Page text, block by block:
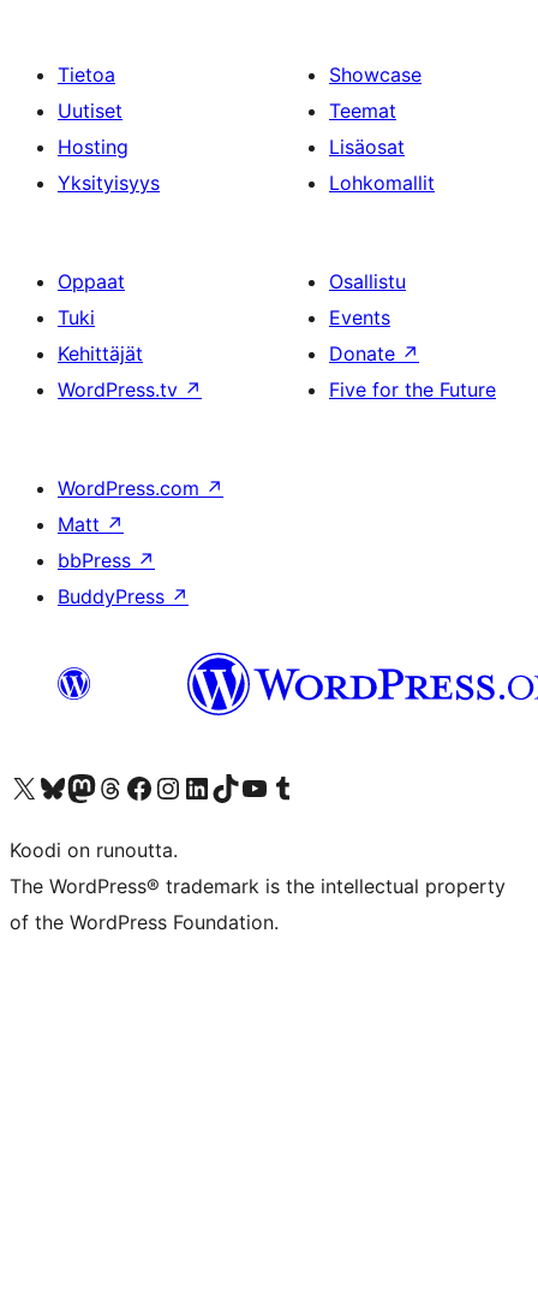
Tietoa
Uutiset
Hosting
Yksityisyys
Showcase
Teemat
Lisäosat
Lohkomallit
Oppaat
Tuki
Kehittäjät
WordPress.tv ↗
Osallistu
Events
Donate ↗
Five for the Future
WordPress.com ↗
Matt ↗
bbPress ↗
BuddyPress ↗
Visit our X (formerly Twitter) account
Visit our Bluesky account
Visit our Mastodon account
Visit our Threads account
Visit our Facebook page
Visit our Instagram account
Visit our LinkedIn account
Visit our TikTok account
Näytä YouTube-kanava
Visit our Tumblr account
Koodi on runoutta.
The WordPress® trademark is the intellectual property
of the WordPress Foundation.